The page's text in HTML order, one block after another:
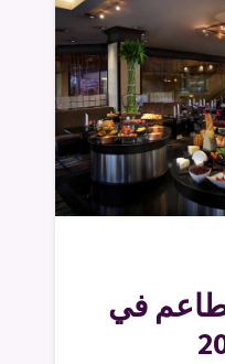
10 مطاعم في